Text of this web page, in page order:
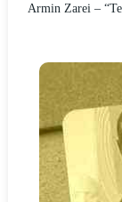
Armin Zarei –